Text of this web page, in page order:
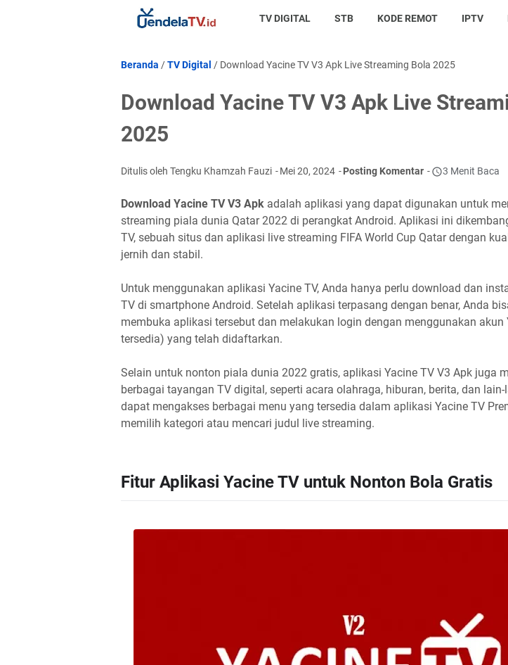
TV DIGITAL STB KODE REMOT IPTV
Beranda /TV Digital / Download Yacine TV V3 Apk Live Streaming Bola 2025
Download Yacine TV V3 Apk Live
2025
Ditulis oleh Tengku Khamzah Fauzi Mei 20, 2024 Posting Komentar 3 Menit Baca
Download Yacine TV V3 Apk adalah aplikasi yang dapat digunakan untuk
streaming piala dunia Qatar 2022 di perangkat Android. Aplikasi ini
TV, sebuah situs dan aplikasi live streaming FIFA World Cup Qatar dengan
jernih dan stabil.
Untuk menggunakan aplikasi Yacine TV, Anda hanya perlu download dan
TV di smartphone Android. Setelah aplikasi terpasang dengan benar, Anda
membuka aplikasi tersebut dan melakukan login dengan menggunakan akun
tersedia) yang telah didaftarkan.
Selain untuk nonton piala dunia 2022 gratis, aplikasi Yacine TV V3 Apk juga
berbagai tayangan TV digital, seperti acara olahraga, hiburan, berita, dan
dapat mengakses berbagai menu yang tersedia dalam aplikasi Yacine TV
memilih kategori atau mencari judul live streaming.
Fitur Aplikasi Yacine TV untuk Nonton Bola Gratis